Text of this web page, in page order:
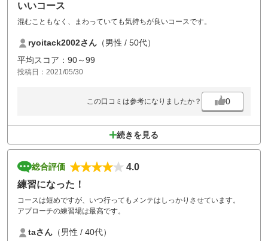
いいコース
混むこともなく、まわっていても気持ちが良いコースです。
ryoitack2002さん （男性 / 50代）
平均スコア：90～99
投稿日：2021/05/30
この口コミは参考になりましたか？ 0
続きを見る
総合評価
4.0
練習になった！
コースは短めですが、いつ行ってもメンテはしっかりさせています。
アプローチの練習場は最高です。
taさん （男性 / 40代）